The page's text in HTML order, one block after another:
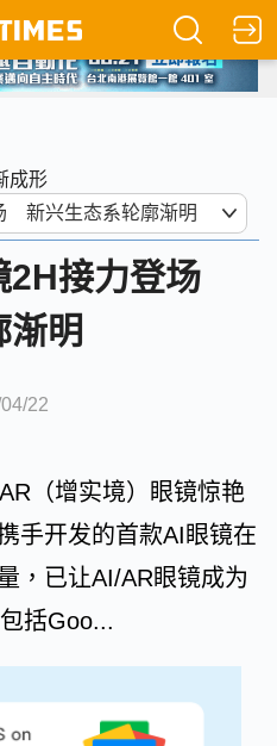
成形
2H接力登场
渐明
22
（增实境）眼镜惊艳
手开发的首款AI眼镜在
，已让AI/AR眼镜成为
括Goo...